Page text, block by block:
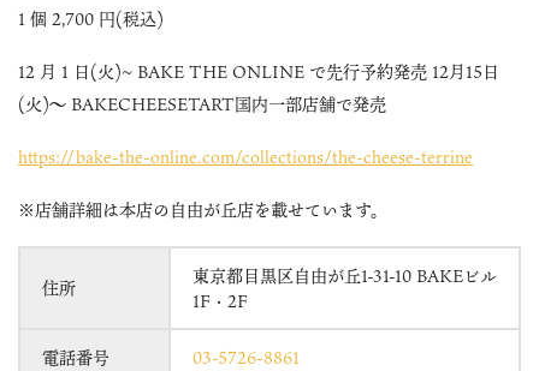
1 個 2,700 円(税込)
12 月 1 日(火)~ BAKE THE ONLINE で先行予約発売 12月15日
(火)〜 BAKECHEESETART国内一部店舗で発売
https://bake-the-online.com/collections/the-cheese-terrine
※店舗詳細は本店の自由が丘店を載せています。
住所
東京都目黒区自由が丘1-31-10 BAKEビル
1F・2F
電話番号 03-5726-8861